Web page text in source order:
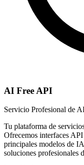
AI Free API
Servicio Profesional de
Tu plataforma de
Ofrecemos interfaces
principales modelos de
soluciones profesionales